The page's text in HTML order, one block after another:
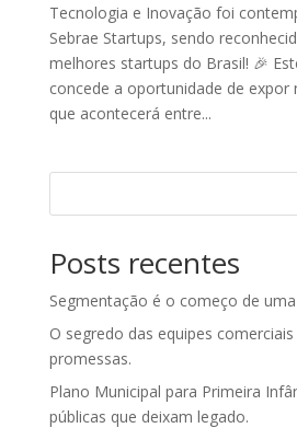
Tecnologia e Inovação foi
Sebrae Startups, sendo
melhores startups do Brasil! 🎉
concede a oportunidade de expor
que acontecerá entre...
Posts recentes
Segmentação é o começo de
O segredo das equipes
promessas.
Plano Municipal para Primeira
públicas que deixam legado.